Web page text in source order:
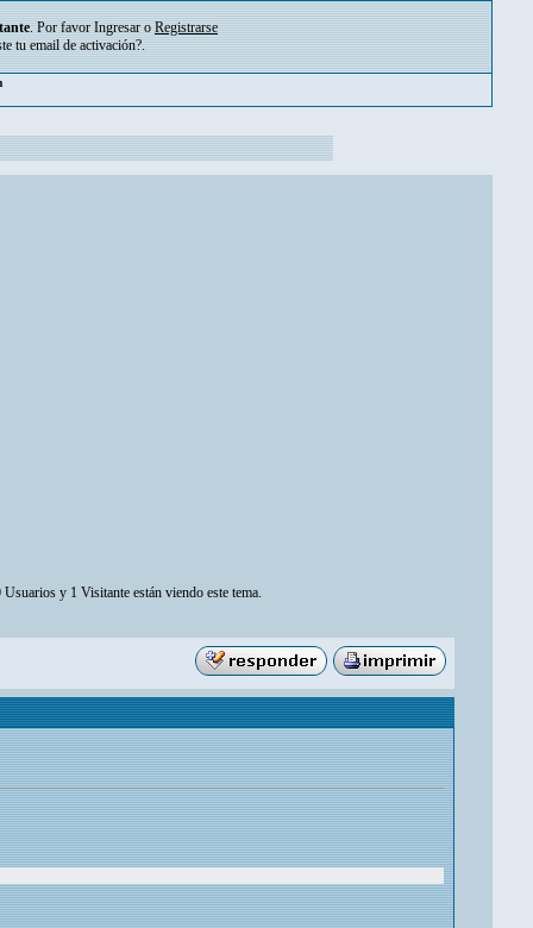
. Por favor Ingresar o Registrarse
tu email de activación?.
Usuarios y 1 Visitante están viendo este tema.